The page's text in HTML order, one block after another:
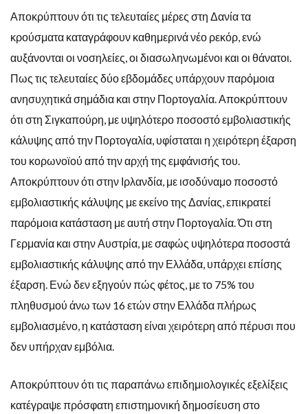
Αποκρύπτουν ότι τις τελευταίες μέρες στη Δανία τα
κρούσματα καταγράφουν καθημερινά νέο ρεκόρ, ενώ
αυξάνονται οι νοσηλείες, οι διασωληνωμένοι και οι θάνατοι.
Πως τις τελευταίες δύο εβδομάδες υπάρχουν παρόμοια
ανησυχητικά σημάδια και στην Πορτογαλία. Αποκρύπτουν
ότι στη Σιγκαπούρη, με υψηλότερο ποσοστό εμβολιαστικής
κάλυψης από την Πορτογαλία, υφίσταται η χειρότερη έξαρση
του κορωνοϊού από την αρχή της εμφάνισής του.
Αποκρύπτουν ότι στην Ιρλανδία, με ισοδύναμο ποσοστό
εμβολιαστικής κάλυψης με εκείνο της Δανίας, επικρατεί
παρόμοια κατάσταση με αυτή στην Πορτογαλία. Ότι στη
Γερμανία και στην Αυστρία, με σαφώς υψηλότερα ποσοστά
εμβολιαστικής κάλυψης από την Ελλάδα, υπάρχει επίσης
έξαρση. Ενώ δεν εξηγούν πώς φέτος, με το 75% του
πληθυσμού άνω των 16 ετών στην Ελλάδα πλήρως
εμβολιασμένο, η κατάσταση είναι χειρότερη από πέρυσι που
δεν υπήρχαν εμβόλια.
Αποκρύπτουν ότι τις παραπάνω επιδημιολογικές εξελίξεις
κατέγραψε πρόσφατη επιστημονική δημοσίευση στο